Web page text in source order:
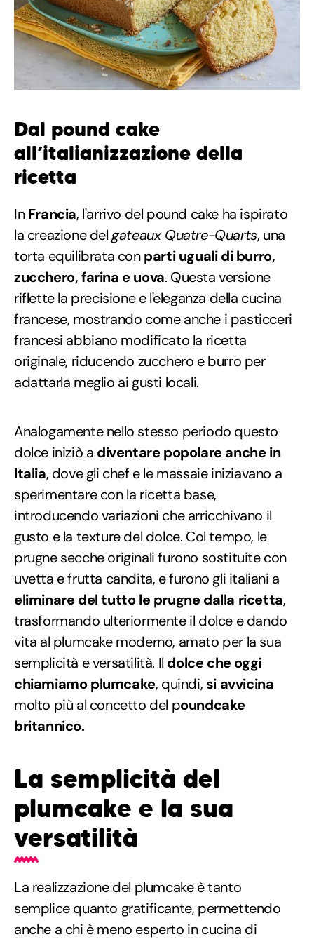
Dal pound cake
all’italianizzazione della
ricetta
InFrancia, l'arrivo del pound cake ha ispirato
la creazione delgateaux Quatre-Quarts, una
torta equilibrata conparti uguali di burro,
zucchero, farina e uova. Questa versione
riflette la precisione e l'eleganza della cucina
francese, mostrando come anche i pasticceri
francesi abbiano modificato la ricetta
originale, riducendo zucchero e burro per
adattarla meglio ai gusti locali.
Analogamente nello stesso periodo questo
dolce iniziò a diventare popolare anche in
Italia, dove gli chef e le massaie iniziavano a
sperimentare con la ricetta base,
introducendo variazioni che arricchivano il
gusto e la texture del dolce. Col tempo, le
prugne secche originali furono sostituite con
uvetta e frutta candita, e furono gli italiani a
eliminare del tutto le prugne dalla ricetta,
trasformando ulteriormente il dolce e dando
vita al plumcake moderno, amato per la sua
semplicità e versatilità. Il dolce che oggi
chiamiamo plumcake, quindi, si avvicina
molto più al concetto del poundcake
britannico.
La semplicità del
plumcake e la sua
versatilità
La realizzazione del plumcake è tanto
semplice quanto gratificante, permettendo
anche a chi è meno esperto in cucina di